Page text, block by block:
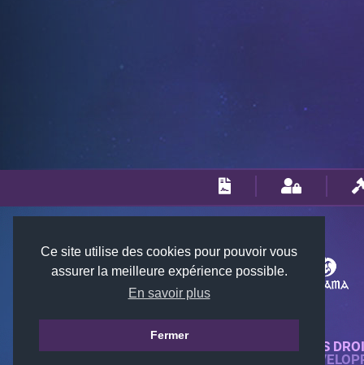
Ce site utilise des cookies pour pouvoir vous
assurer la meilleure expérience possible.
En savoir plus
Fermer
© 2018-2026 KTARENA. TOUS
SITE WEB ENTIÈREMENT